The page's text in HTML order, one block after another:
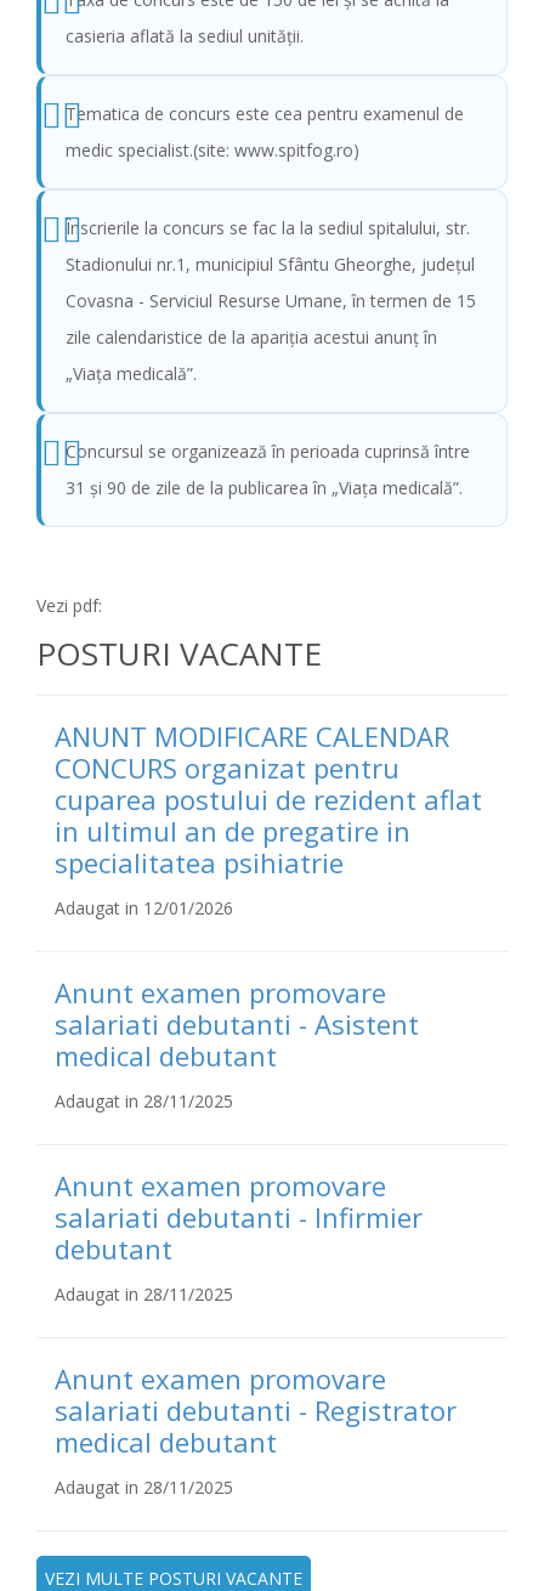
casieria aflată la sediul unității.
Tematica de concurs este cea pentru examenul de
medic specialist.(site: www.spitfog.ro)
Înscrierile la concurs se fac la la sediul spitalului, str.
Stadionului nr.1, municipiul Sfântu Gheorghe, județul
Covasna - Serviciul Resurse Umane, în termen de 15
zile calendaristice de la apariţia acestui anunţ în
„Viața medicală”.
Concursul se organizează în perioada cuprinsă între
31 și 90 de zile de la publicarea în „Viața medicală”.
Vezi pdf:
POSTURI VACANTE
ANUNT MODIFICARE CALENDAR
CONCURS organizat pentru
cuparea postului de rezident aflat
in ultimul an de pregatire in
specialitatea psihiatrie
Adaugat in 12/01/2026
Anunt examen promovare
salariati debutanti - Asistent
medical debutant
Adaugat in 28/11/2025
Anunt examen promovare
salariati debutanti - Infirmier
debutant
Adaugat in 28/11/2025
Anunt examen promovare
salariati debutanti - Registrator
medical debutant
Adaugat in 28/11/2025
VEZI MULTE POSTURI VACANTE